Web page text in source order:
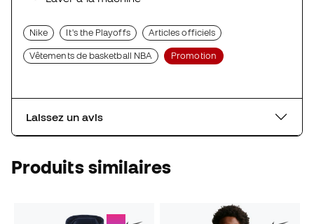
Nike It's the Playoffs Articles officiels
Vêtements de basketball NBA Promotion
Laissez un avis
Produits similaires